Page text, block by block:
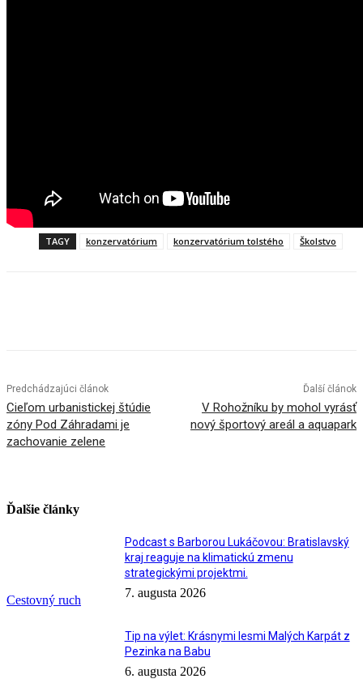
TAGY konzervatórium konzervatórium tolstého Školstvo
Predchádzajúci článok
Cieľom urbanistickej štúdie
zóny Pod Záhradami je
zachovanie zelene
Ďalší článok
V Rohožníku by mohol vyrásť
nový športový areál a aquapark
Ďalšie články
Cestovný ruch
Podcast s Barborou Lukáčovou: Bratislavský
kraj reaguje na klimatickú zmenu
strategickými projektmi.
7. augusta 2026
Tip na výlet: Krásnymi lesmi Malých Karpát z
Pezinka na Babu
6. augusta 2026